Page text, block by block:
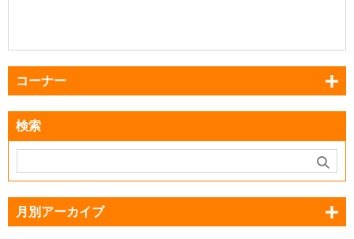
コーナー
検索
月別アーカイブ